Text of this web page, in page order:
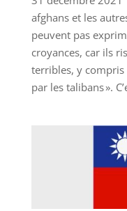
afghans et les
peuvent pas
croyances, car ils
terribles, y compris
par les talibans ».